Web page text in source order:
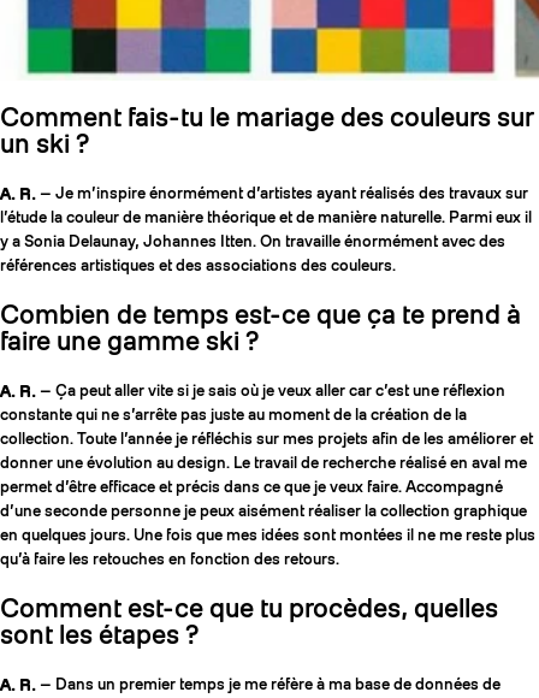
Comment fais-tu le mariage des couleurs sur
un ski ?
A. R. — Je m’inspire énormément d’artistes ayant réalisés des travaux sur
l’étude la couleur de manière théorique et de manière naturelle. Parmi eux il
y a Sonia Delaunay, Johannes Itten. On travaille énormément avec des
références artistiques et des associations des couleurs.
Combien de temps est-ce que ça te prend à
faire une gamme ski ?
A. R. — Ça peut aller vite si je sais où je veux aller car c’est une réflexion
constante qui ne s’arrête pas juste au moment de la création de la
collection. Toute l’année je réfléchis sur mes projets afin de les améliorer et
donner une évolution au design. Le travail de recherche réalisé en aval me
permet d’être efficace et précis dans ce que je veux faire. Accompagné
d’une seconde personne je peux aisément réaliser la collection graphique
en quelques jours. Une fois que mes idées sont montées il ne me reste plus
qu’à faire les retouches en fonction des retours.
Comment est-ce que tu procèdes, quelles
sont les étapes ?
A. R. — Dans un premier temps je me réfère à ma base de données de